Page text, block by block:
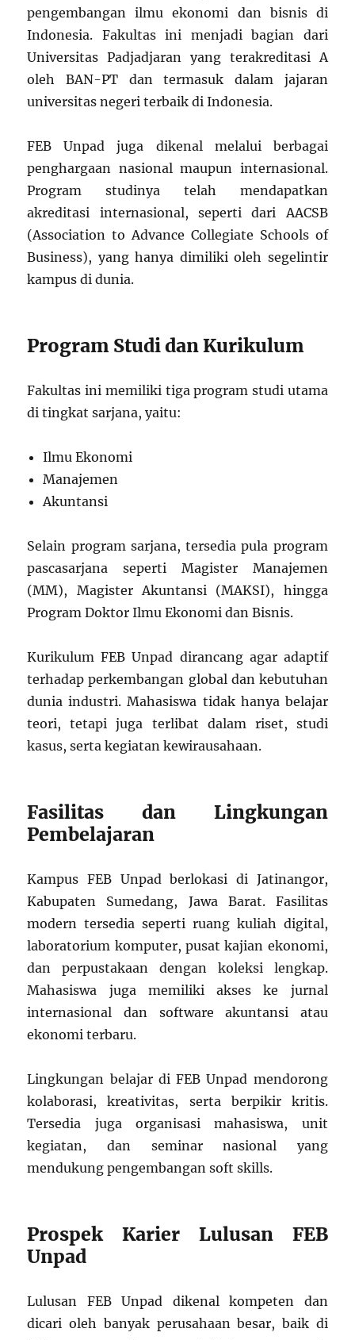
pengembangan ilmu ekonomi dan bisnis di
Indonesia. Fakultas ini menjadi bagian dari
Universitas Padjadjaran yang terakreditasi A
oleh BAN-PT dan termasuk dalam jajaran
universitas negeri terbaik di Indonesia.
FEB Unpad juga dikenal melalui berbagai
penghargaan nasional maupun internasional.
Program studinya telah mendapatkan
akreditasi internasional, seperti dari AACSB
(Association to Advance Collegiate Schools of
Business), yang hanya dimiliki oleh segelintir
kampus di dunia.
Program Studi dan Kurikulum
Fakultas ini memiliki tiga program studi utama
di tingkat sarjana, yaitu:
Ilmu Ekonomi
Manajemen
Akuntansi
Selain program sarjana, tersedia pula program
pascasarjana seperti Magister Manajemen
(MM), Magister Akuntansi (MAKSI), hingga
Program Doktor Ilmu Ekonomi dan Bisnis.
Kurikulum FEB Unpad dirancang agar adaptif
terhadap perkembangan global dan kebutuhan
dunia industri. Mahasiswa tidak hanya belajar
teori, tetapi juga terlibat dalam riset, studi
kasus, serta kegiatan kewirausahaan.
Fasilitas dan Lingkungan
Pembelajaran
Kampus FEB Unpad berlokasi di Jatinangor,
Kabupaten Sumedang, Jawa Barat. Fasilitas
modern tersedia seperti ruang kuliah digital,
laboratorium komputer, pusat kajian ekonomi,
dan perpustakaan dengan koleksi lengkap.
Mahasiswa juga memiliki akses ke jurnal
internasional dan software akuntansi atau
ekonomi terbaru.
Lingkungan belajar di FEB Unpad mendorong
kolaborasi, kreativitas, serta berpikir kritis.
Tersedia juga organisasi mahasiswa, unit
kegiatan, dan seminar nasional yang
mendukung pengembangan soft skills.
Prospek Karier Lulusan FEB
Unpad
Lulusan FEB Unpad dikenal kompeten dan
dicari oleh banyak perusahaan besar, baik di